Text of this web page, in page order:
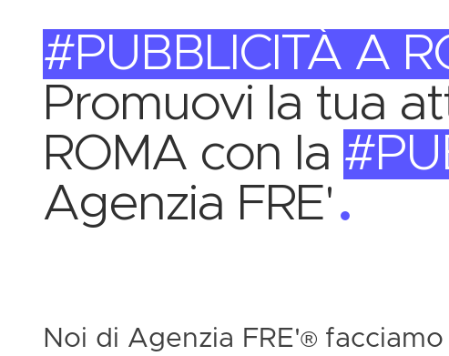
PUBBLICITÀ A
Promuovi la tua
ROMA con la
Agenzia FRE'.
Noi di Agenzia FRE'® facciamo